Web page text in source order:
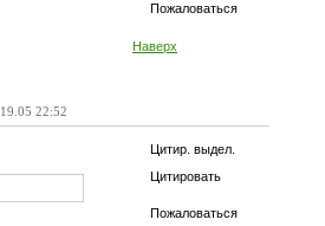
Пожаловаться
Наверх
19.05 22:52
Цитир. выдел.
Цитировать
Пожаловаться